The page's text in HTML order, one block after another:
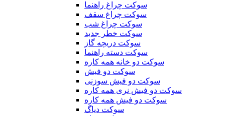
سوکت چراغ راهنما
سوکت چراغ سقف
سوکت چراغ شب
سوکت خطر جدید
سوکت دریچه گاز
سوکت دسته راهنما
سوکت دو خانه همه کاره
سوکت دو فیش
سوکت دو فیش سوزنی
سوکت دو فیش نری همه کاره
سوکت دو فیش همه کاره
سوکت دیاگ